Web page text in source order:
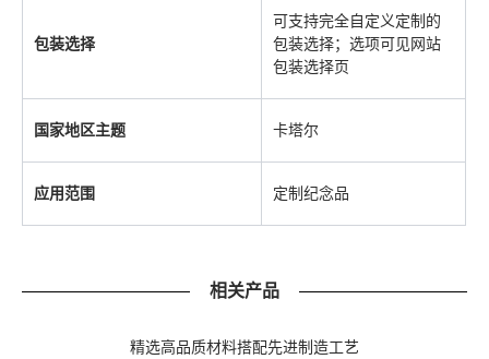
包装选择
可支持完全自定义定制的
包装选择；选项可见网站
包装选择页
国家地区主题 卡塔尔
应用范围 定制纪念品
相关产品
精选高品质材料搭配先进制造工艺